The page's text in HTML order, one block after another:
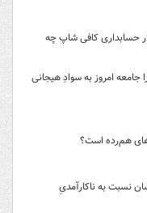
حسابداری کافی شاپ چه
جامعه امروز به سوادِ هیجانی
هم‌رده است؟
نسبت به ناکارآمدیِ